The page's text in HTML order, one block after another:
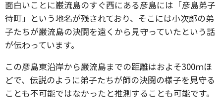
面白いことに巌流島のすぐ西にある彦島には「彦島弟子
待町」という地名が残されており、そこには小次郎の弟
子たちが巌流島の決闘を遠くから見守っていたという話
が伝わっています。
この彦島東沿岸から巌流島までの距離はおよそ300ｍほ
どで、伝説のように弟子たちが師の決闘の様子を見守る
ことも不可能ではなかったと推測することも可能です。